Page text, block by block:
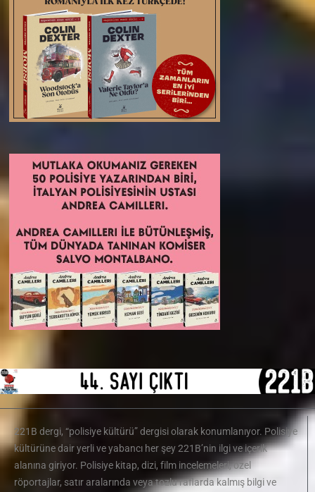
221B dergi, “polisiye kültürü” dergisi olarak konumlanıyor. Polisiye
kültürüne dair yerli ve yabancı her şey 221B’nin ilgi ve içerik
alanına giriyor. Polisiye kitap, dizi, film incelemeleri, özel
röportajlar, satır aralarında veya tozlu raflarda kalmış bilgi ve